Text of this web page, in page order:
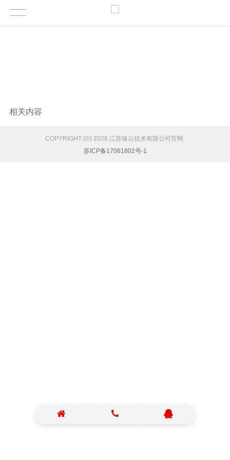
相关内容
COPYRIGHT (©) 2026 江苏臻云技术有限公司官网.
苏ICP备17061802号-1